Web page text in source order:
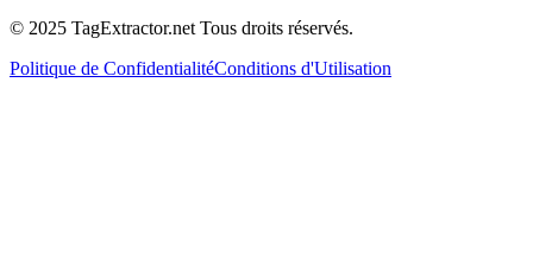
© 2025 TagExtractor.net Tous droits réservés.
Politique de ConfidentialitéConditions d'Utilisation